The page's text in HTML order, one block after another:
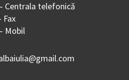
Centrala telefonică
Fax
Mobil